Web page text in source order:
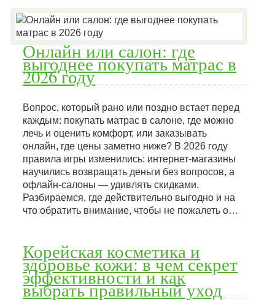
Онлайн или салон: где
выгоднее покупать матрас в
2026 году
Вопрос, который рано или поздно встает перед
каждым: покупать матрас в салоне, где можно
лечь и оценить комфорт, или заказывать
онлайн, где цены заметно ниже? В 2026 году
правила игры изменились: интернет-магазины
научились возвращать деньги без вопросов, а
офлайн-салоны — удивлять скидками.
Разбираемся, где действительно выгодно и на
что обратить внимание, чтобы не пожалеть о…
Корейская косметика и
здоровье кожи: в чем секрет
эффективности и как
выбрать правильный уход